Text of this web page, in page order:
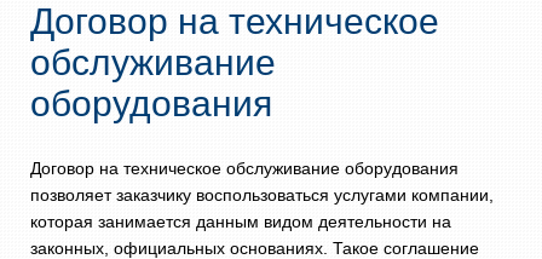
Договор на техническое
обслуживание
оборудования
Договор на техническое обслуживание оборудования
позволяет заказчику воспользоваться услугами компании,
которая занимается данным видом деятельности на
законных, официальных основаниях. Такое соглашение